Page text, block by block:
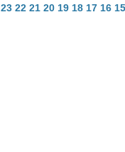
23 22 21 20 19 18 17 16 15